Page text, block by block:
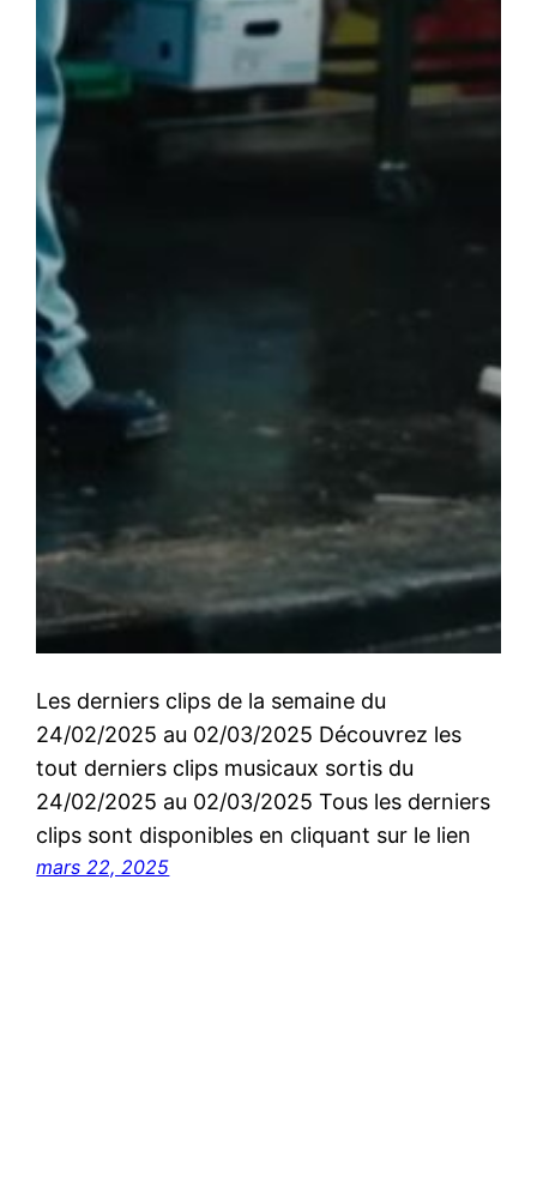
Les derniers clips de la semaine du
24/02/2025 au 02/03/2025 Découvrez les
tout derniers clips musicaux sortis du
24/02/2025 au 02/03/2025 Tous les derniers
clips sont disponibles en cliquant sur le lien
mars 22, 2025